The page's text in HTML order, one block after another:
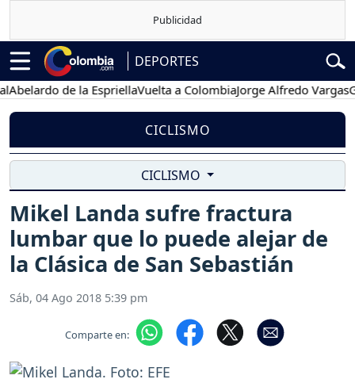
DEPORTES
de la EspriellaVuelta a ColombiaJorge Alfredo Vargas
CICLISMO
CICLISMO
Mikel Landa sufre fractura
lumbar que lo puede alejar de
la Clásica de San Sebastián
Sáb, 04 Ago 2018 5:39 pm
Comparte en: